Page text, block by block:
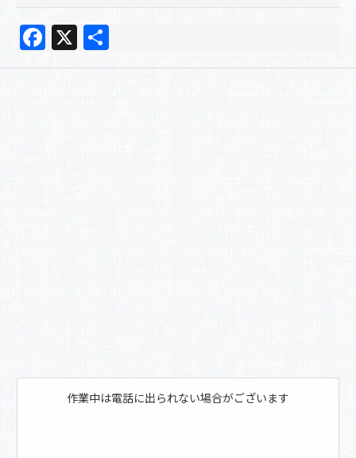
F
a
X
有
作業中は電話に出られない場合がございます